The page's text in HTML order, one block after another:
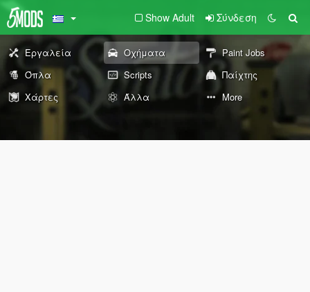
Show Adult Σύνδεση
Εργαλεία Οχήματα
Paint Jobs
Όπλα
Scripts
Παίχτης
Χάρτες
Άλλα More